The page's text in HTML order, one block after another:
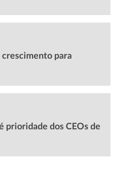
crescimento para
prioridade dos CEOs de